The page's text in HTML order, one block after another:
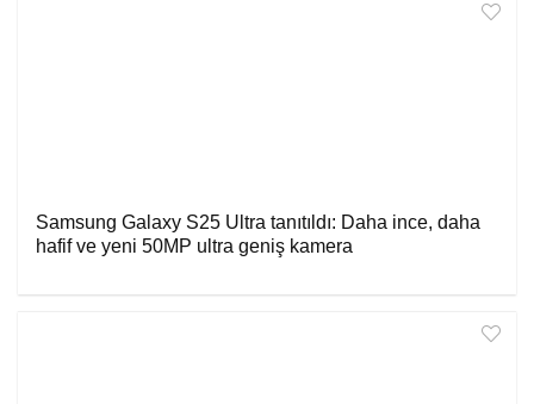
Samsung Galaxy S25 Ultra tanıtıldı: Daha ince, daha
hafif ve yeni 50MP ultra geniş kamera